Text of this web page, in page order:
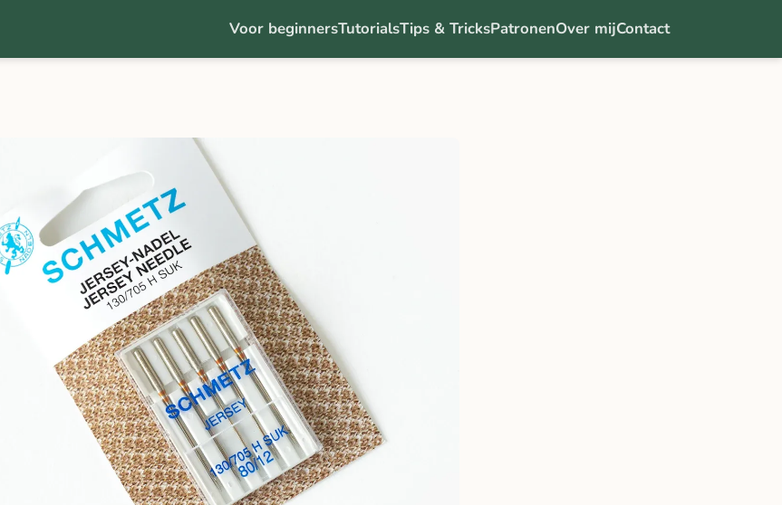
Voor beginnersTutorialsTips & TricksPatronenOver mijContact